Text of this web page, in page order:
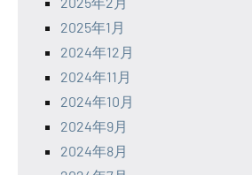
2025年1月
2024年12月
2024年11月
2024年10月
2024年9月
2024年8月